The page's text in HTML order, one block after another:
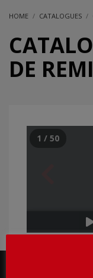
HOME CATALOGUES
DE
1 / 50